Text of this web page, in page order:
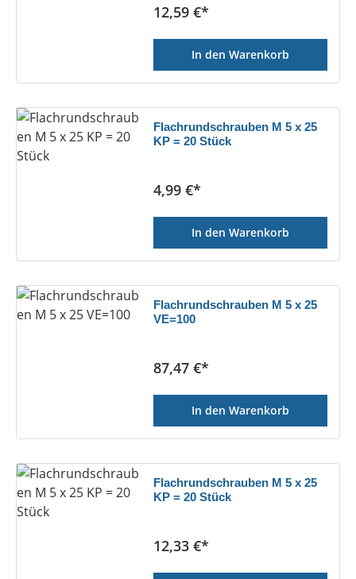
Regulärer Preis:
12,59 €*
In den Warenkorb
Flachrundschrauben M 5 x 25
KP = 20 Stück
Regulärer Preis:
4,99 €*
In den Warenkorb
Flachrundschrauben M 5 x 25
VE=100
Regulärer Preis:
87,47 €*
In den Warenkorb
Flachrundschrauben M 5 x 25
KP = 20 Stück
Regulärer Preis:
12,33 €*